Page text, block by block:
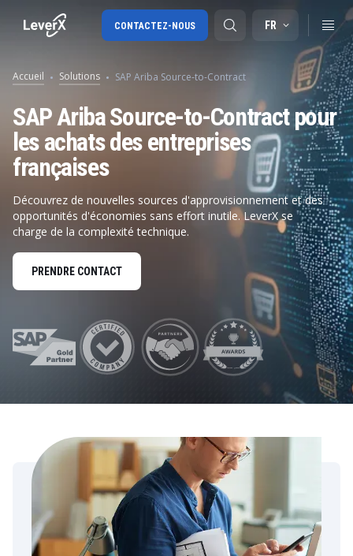
SAP S/4HANA migration
SAP Ariba
Digital Supply Chain
FR
CONTACTEZ-NOUS
Accueil Solutions SAP Ariba Source-to-Contract
SAP Ariba Source-to-Contract pour
les achats des entreprises
françaises
Découvrez de nouvelles sources d'approvisionnement et des
opportunités d'économies sans effort inutile. LeverX se
charge de la complexité technique.
PRENDRE CONTACT